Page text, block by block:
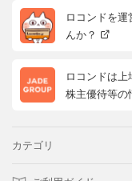
ロコンドを
んか？
ロコンドは
株主優待等の
カテゴリ